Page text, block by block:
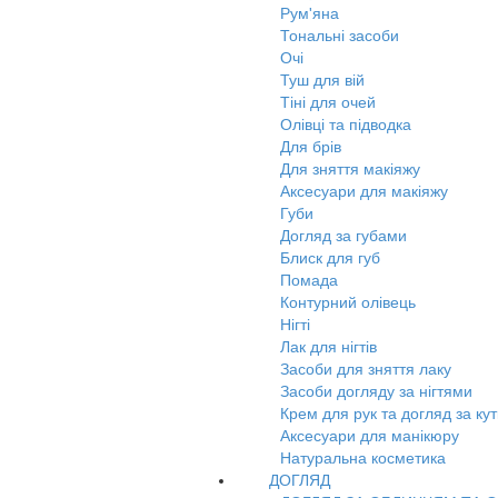
Рум'яна
Тональні засоби
Очі
Туш для вій
Тіні для очей
Олівці та підводка
Для брів
Для зняття макіяжу
Аксесуари для макіяжу
Губи
Догляд за губами
Блиск для губ
Помада
Контурний олівець
Нігті
Лак для нігтів
Засоби для зняття лаку
Засоби догляду за нігтями
Крем для рук та догляд за
Аксесуари для манікюру
Натуральна косметика
ДОГЛЯД